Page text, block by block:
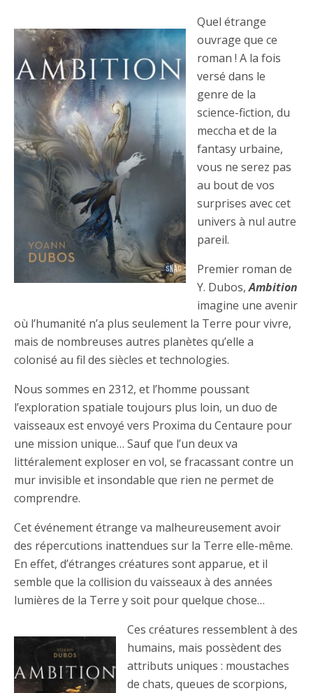
Quel étrange
ouvrage que ce
roman ! A la fois
versé dans le
genre de la
science-fiction, du
meccha et de la
fantasy urbaine,
vous ne serez pas
au bout de vos
surprises avec cet
univers à nul autre
pareil.
Premier roman de
Y. Dubos,Ambition
imagine une avenir
où l’humanité n’a plus seulement la Terre pour vivre,
mais de nombreuses autres planètes qu’elle a
colonisé au fil des siècles et technologies.
Nous sommes en 2312, et l’homme poussant
l’exploration spatiale toujours plus loin, un duo de
vaisseaux est envoyé vers Proxima du Centaure pour
une mission unique… Sauf que l’un deux va
littéralement exploser en vol, se fracassant contre un
mur invisible et insondable que rien ne permet de
comprendre.
Cet événement étrange va malheureusement avoir
des répercutions inattendues sur la Terre elle-même.
En effet, d’étranges créatures sont apparue, et il
semble que la collision du vaisseaux à des années
lumières de la Terre y soit pour quelque chose…
Ces créatures ressemblent à des
humains, mais possèdent des
attributs uniques : moustaches
de chats, queues de scorpions,